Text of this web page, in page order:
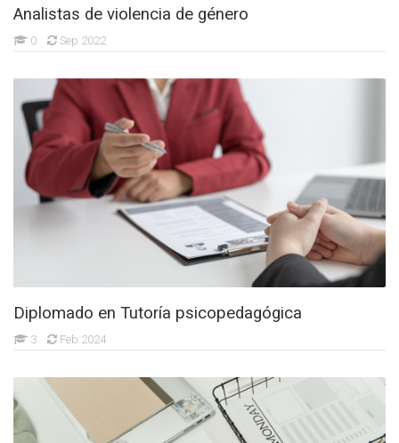
Analistas de violencia de género
0 Sep 2022
Diplomado en Tutoría psicopedagógica
3 Feb 2024